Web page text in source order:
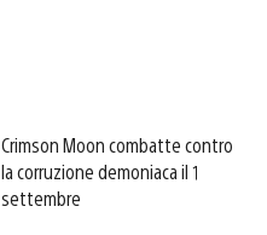
Crimson Moon combatte contro
la corruzione demoniaca il 1
settembre